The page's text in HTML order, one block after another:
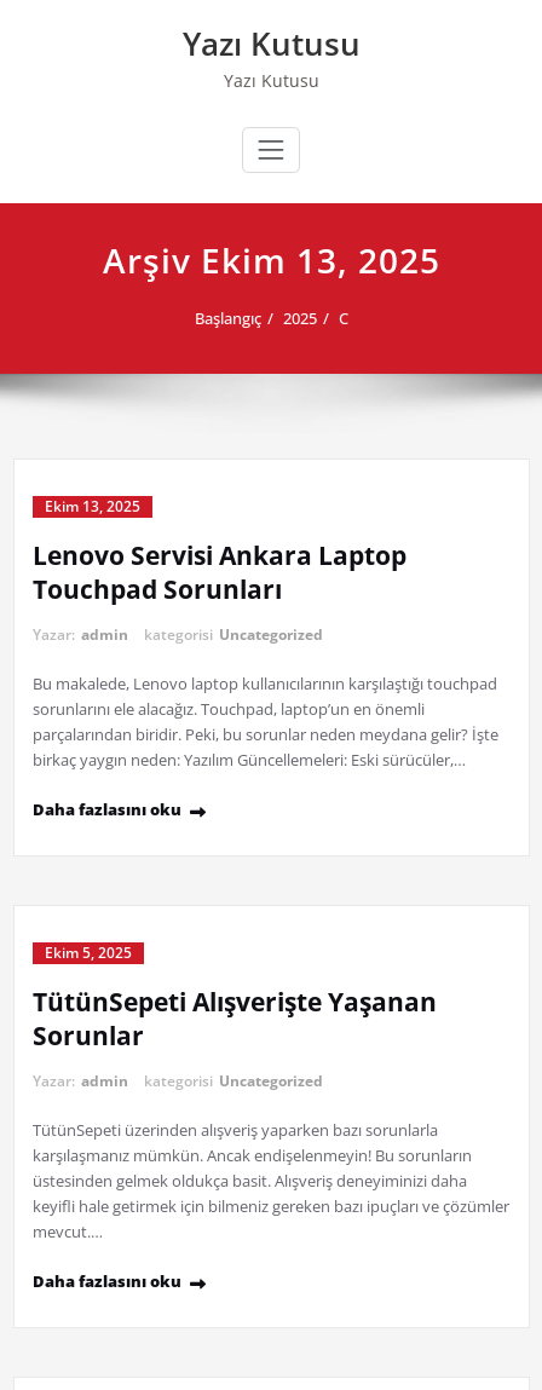
Yazı Kutusu
Yazı Kutusu
Arşiv Ekim 13, 2025
Başlangıç 2025 C
Ekim 13, 2025
Lenovo Servisi Ankara Laptop
Touchpad Sorunları
Yazar: admin kategorisi Uncategorized
Bu makalede, Lenovo laptop kullanıcılarının karşılaştığı touchpad
sorunlarını ele alacağız. Touchpad, laptop’un en önemli
parçalarından biridir. Peki, bu sorunlar neden meydana gelir? İşte
birkaç yaygın neden: Yazılım Güncellemeleri: Eski sürücüler,…
Daha fazlasını oku
Ekim 5, 2025
TütünSepeti Alışverişte Yaşanan
Sorunlar
Yazar: admin kategorisi Uncategorized
TütünSepeti üzerinden alışveriş yaparken bazı sorunlarla
karşılaşmanız mümkün. Ancak endişelenmeyin! Bu sorunların
üstesinden gelmek oldukça basit. Alışveriş deneyiminizi daha
keyifli hale getirmek için bilmeniz gereken bazı ipuçları ve çözümler
mevcut.…
Daha fazlasını oku